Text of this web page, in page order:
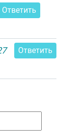
Ответить
Ответить